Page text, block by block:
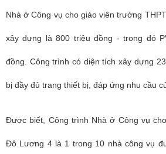
Nhà ở Công vụ cho giáo viên trường
xây dựng là 800 triệu đồng - trong đó
đồng. Công trình có diện tích xây dựng
bị đầy đủ trang thiết bị, đáp ứng nhu cầu
Được biết, Công trình Nhà ở Công vụ
Đô Lương 4 là 1 trong 10 nhà công vụ